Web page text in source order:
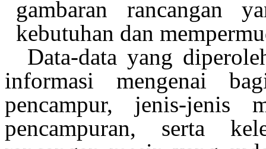
gambaran rancangan
kebutuhan dan
Data-data yang
informasi mengenai
pencampur, jenis-jenis
pencampuran, serta